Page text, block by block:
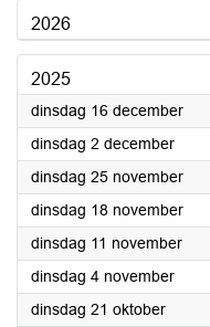
2026
2025
dinsdag 16 december2025
dinsdag 2 december2025
dinsdag 25 november2025
dinsdag 18 november2025
dinsdag 11 november2025
dinsdag 4 november2025
dinsdag 21 oktober2025